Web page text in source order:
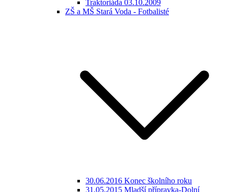
Traktoriáda 03.10.2009
ZŠ a MŠ Stará Voda - Fotbalisté
30.06.2016 Konec školního roku
31.05.2015 Mladší přípravka-Dolní